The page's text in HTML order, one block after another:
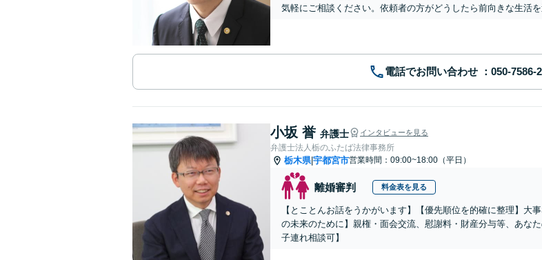
気軽にご相談ください。依頼者の方がどうしたら前向きな生活
電話でお問い合わせ
小坂 誉 弁護士 インタビューを見る
弁護士法人栃のふたば法律事務所
栃木県|宇都宮市営業時間：09:00~18:00（平日）
離婚審判 料金表を見る
【とことんお話をうかがいます】【優先順位を的確に整理】大
の未来のために】親権・面会交流、慰謝料・財産分与等、あな
子連れ相談可】